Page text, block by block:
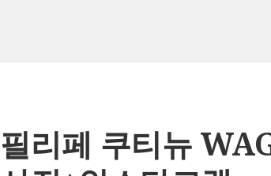
필리페 쿠티뉴